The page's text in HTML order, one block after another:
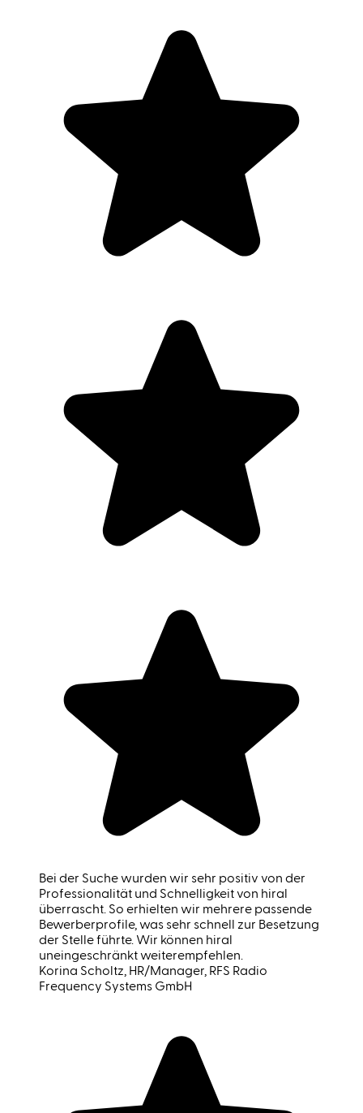
Bei der Suche wurden wir sehr positiv von der
Professionalität und Schnelligkeit von hiral
überrascht. So erhielten wir mehrere passende
Bewerberprofile, was sehr schnell zur Besetzung
der Stelle führte. Wir können hiral
uneingeschränkt weiterempfehlen.
Korina Scholtz, HR/Manager, RFS Radio
Frequency Systems GmbH